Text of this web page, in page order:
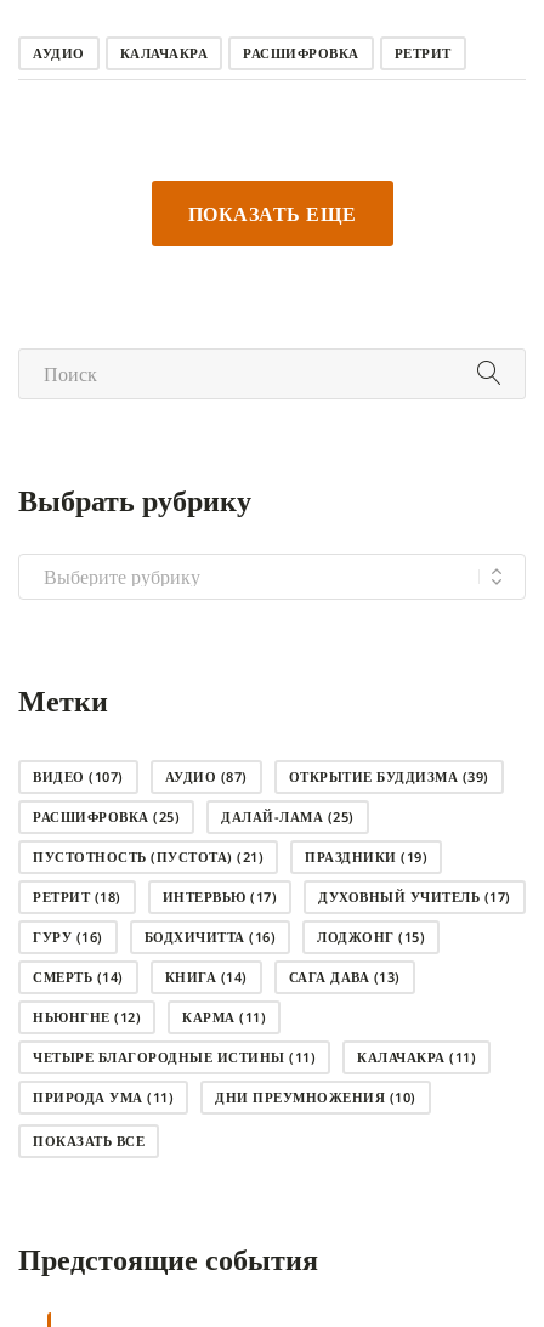
АУДИО КАЛАЧАКРА РАСШИФРОВКА РЕТРИТ
ПОКАЗАТЬ ЕЩЕ
Выбрать рубрику
Выбрать
рубрику
Метки
ВИДЕО (107) АУДИО (87) ОТКРЫТИЕ БУДДИЗМА (39)
РАСШИФРОВКА (25) ДАЛАЙ-ЛАМА (25)
ПУСТОТНОСТЬ (ПУСТОТА) (21) ПРАЗДНИКИ (19)
РЕТРИТ(18) ИНТЕРВЬЮ (17) ДУХОВНЫЙ УЧИТЕЛЬ (17)
ГУРУ (16) БОДХИЧИТТА (16) ЛОДЖОНГ (15)
СМЕРТЬ (14) КНИГА (14) САГА ДАВА (13)
НЬЮНГНЕ (12) КАРМА (11)
ЧЕТЫРЕ БЛАГОРОДНЫЕ ИСТИНЫ (11) КАЛАЧАКРА (11)
ПРИРОДА УМА (11) ДНИ ПРЕУМНОЖЕНИЯ (10)
СОВЕТ(10)
АНАЛИТИЧЕСКАЯ МЕДИТАЦИЯ(7)
ПОКАЗАТЬ ВСЕ
Предстоящие события